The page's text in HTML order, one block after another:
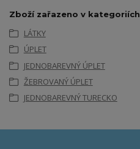
Zboží zařazeno v kategoriích
LÁTKY
ÚPLET
JEDNOBAREVNÝ ÚPLET
ŽEBROVANÝ ÚPLET
JEDNOBAREVNÝ TURECKO